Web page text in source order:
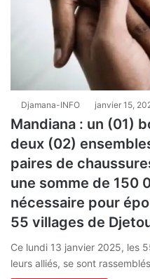
Djamana-INFO janvier 15,
Mandiana : un (01)
deux (02)
paires de
une somme de 150
nécessaire pour
55 villages de
Ce lundi 13 janvier 2025, les
leurs alliés, se sont